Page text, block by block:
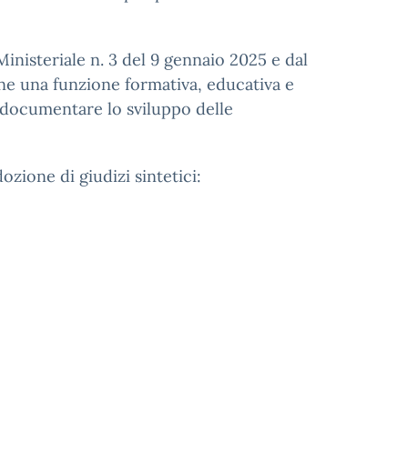
n. 3 del 9 gennaio 2025 e dal
una funzione formativa, educativa e
lo sviluppo delle
di giudizi sintetici: